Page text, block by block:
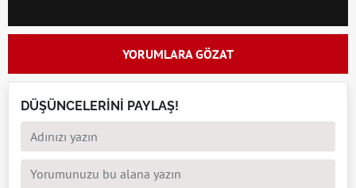
YORUMLARA GÖZAT
DÜŞÜNCELERİNİ PAYLAŞ!